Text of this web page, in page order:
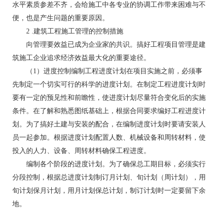
水平素质参差不齐，会给施工中各专业的协调工作带来困难与不
便，也是产生问题的重要原因。
2 .建筑工程施工管理的控制措施
向管理要效益已成为企业家的共识。搞好工程项目管理是建
筑施工企业追求经济效益最大化的重要途径。
（1）进度控制编制工程进度计划在项目实施之前，必须事
先制定一个切实可行的科学的进度计划。在制定工程进度计划时
要有一定的预见性和前瞻性，使进度计划尽量符合变化后的实施
条件。在了解和熟悉图纸基础上，根据合同要求编好工程进度计
划。为了搞好土建与安装的配合，在编制进度计划时要请安装人
员一起参加。根据进度计划配置人数、机械设备和周转材料，使
投入的人力、设备、周转材料确保工程进度。
编制各个阶段的进度计划。为了确保总工期目标，必须实行
分段控制，根据总进度计划制订月计划、旬计划（周计划），用
旬计划保月计划，用月计划保总计划，制订计划时一定要留下余
地。